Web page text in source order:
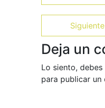
Deja un
Lo siento, debes
para publicar un